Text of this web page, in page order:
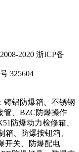
2020 浙ICP备
325604
铸铝防爆箱、不锈钢
管、BZC防爆操作
防爆动力检修箱、
、防爆按钮箱、
开关、防爆配电